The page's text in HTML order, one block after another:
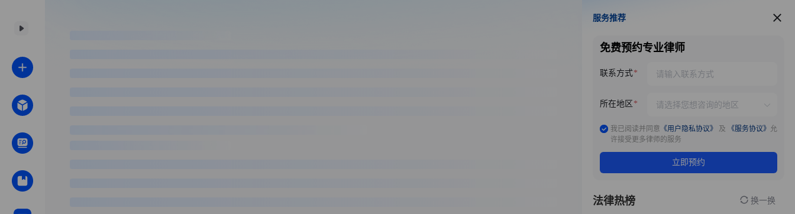
服务推荐
服务推荐
免费预约专业律师
联系方式
所在地区
我已阅读并同意 《用户隐私协议》 及 《服务协议》 允
许接受更多律师的服务
立即预约
法律热榜 换一换